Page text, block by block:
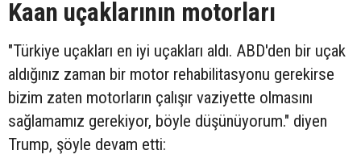
Kaan uçaklarının motorları
"Türkiye uçakları en iyi uçakları aldı. ABD'den bir uçak
aldığınız zaman bir motor rehabilitasyonu gerekirse
bizim zaten motorların çalışır vaziyette olmasını
sağlamamız gerekiyor, böyle düşünüyorum." diyen
Trump, şöyle devam etti: